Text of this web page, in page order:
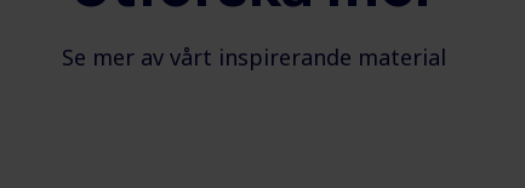
Se mer av vårt inspirerande material